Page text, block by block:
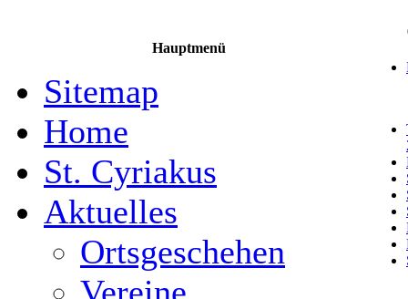
Hauptmenü
Sitemap
Home
St. Cyriakus
Aktuelles
Ortsgeschehen